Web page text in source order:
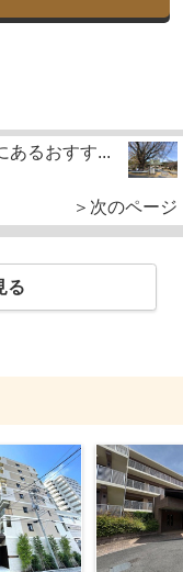
あるおすす...
＞次のページ
る